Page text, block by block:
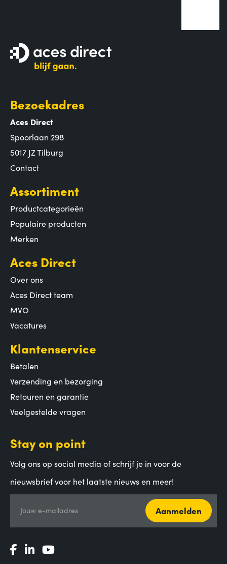
Bezoekadres
Aces Direct
Spoorlaan 298
5017 JZ Tilburg
Contact
Assortiment
Productcategorieën
Populaire producten
Merken
Aces Direct
Over ons
Aces Direct team
MVO
Vacatures
Klantenservice
Betalen
Verzending en bezorging
Retouren en garantie
Veelgestelde vragen
Stay on point
Volg ons op social media of schrijf je in voor de
nieuwsbrief voor het laatste nieuws en meer!
Jouw e-mailadres Aanmelden